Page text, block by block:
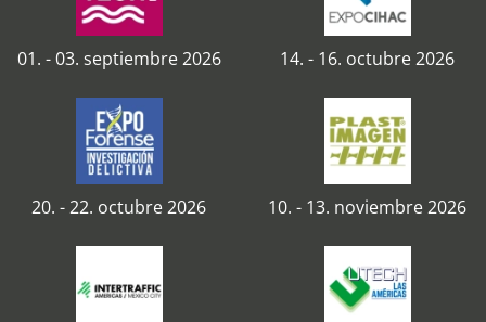
01. - 03. septiembre 2026 14. - 16. octubre 2026
20. - 22. octubre 2026 10. - 13. noviembre 2026